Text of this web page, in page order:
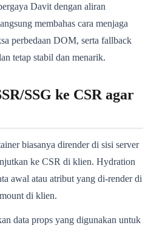
Davit dengan aliran
membahas cara menjaga
perbedaan DOM, serta fallback
tetap stabil dan menarik.
SSG ke CSR agar
biasanya dirender di sisi server
ke CSR di klien. Hydration
awal atau atribut yang di-render di
di klien.
data props yang digunakan untuk